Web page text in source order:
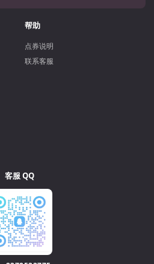
帮助
点券说明
联系客服
客服 QQ